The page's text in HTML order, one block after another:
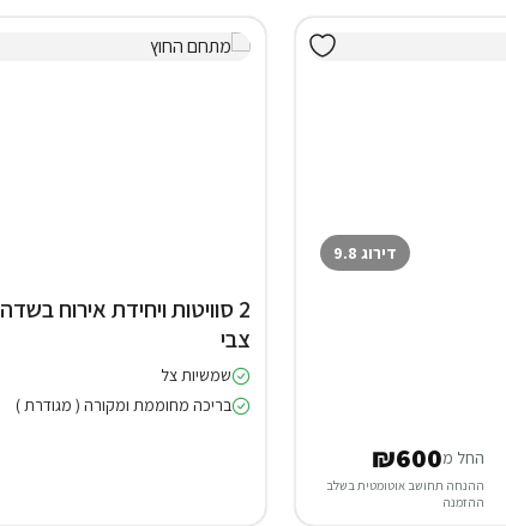
דירוג 9.8
החל מ₪600
ההנחה תחושב אוטומטית בשלב
ההזמנה
2 סוויטות ויחידת אירוח בשדה
צבי
שמשיות צל
בריכה מחוממת ומקורה ( מגודרת )